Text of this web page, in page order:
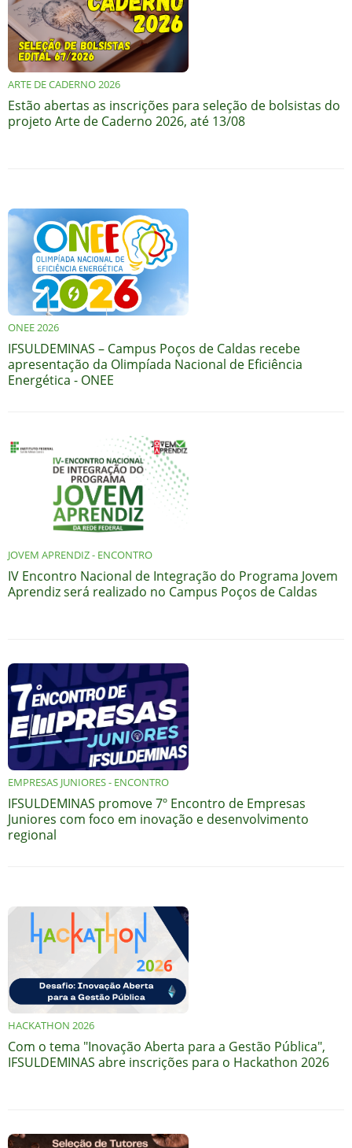
ARTE DE CADERNO 2026
Estão abertas as inscrições para seleção de bolsistas do
projeto Arte de Caderno 2026, até 13/08
ONEE 2026
IFSULDEMINAS – Campus Poços de Caldas recebe
apresentação da Olimpíada Nacional de Eficiência
Energética - ONEE
JOVEM APRENDIZ - ENCONTRO
IV Encontro Nacional de Integração do Programa Jovem
Aprendiz será realizado no Campus Poços de Caldas
EMPRESAS JUNIORES - ENCONTRO
IFSULDEMINAS promove 7º Encontro de Empresas
Juniores com foco em inovação e desenvolvimento
regional
HACKATHON 2026
Com o tema "Inovação Aberta para a Gestão Pública",
IFSULDEMINAS abre inscrições para o Hackathon 2026